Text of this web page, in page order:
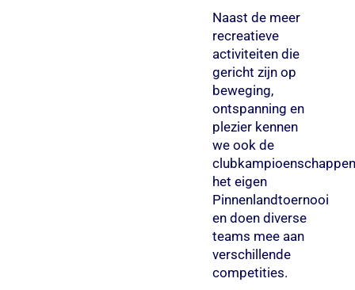
Naast de meer
recreatieve
activiteiten die
gericht zijn op
beweging,
ontspanning en
plezier kennen
we ook de
het eigen
Pinnenlandtoernooi
en doen diverse
teams mee aan
verschillende
competities.